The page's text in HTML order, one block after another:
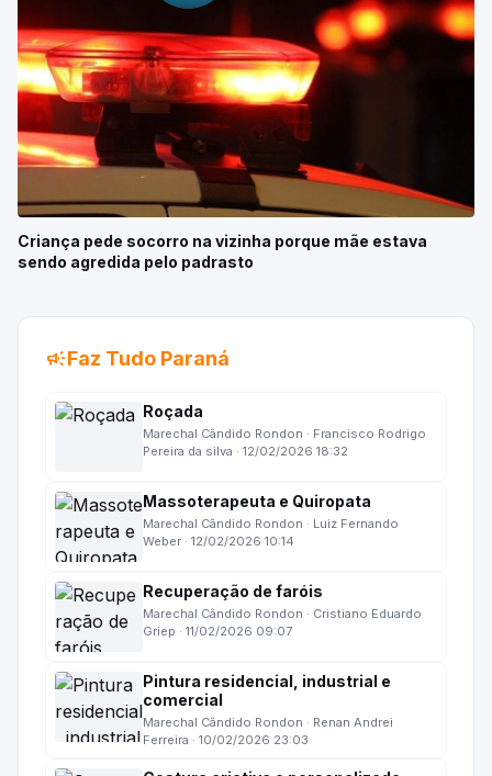
Criança pede socorro na vizinha porque mãe estava
sendo agredida pelo padrasto
campaignFaz Tudo Paraná
Roçada
Marechal Cândido Rondon · Francisco Rodrigo
Pereira da silva · 12/02/2026 18:32
Massoterapeuta e Quiropata
Marechal Cândido Rondon · Luiz Fernando
Weber · 12/02/2026 10:14
Recuperação de faróis
Marechal Cândido Rondon · Cristiano Eduardo
Griep · 11/02/2026 09:07
Pintura residencial, industrial e
comercial
Marechal Cândido Rondon · Renan Andrei
Ferreira · 10/02/2026 23:03